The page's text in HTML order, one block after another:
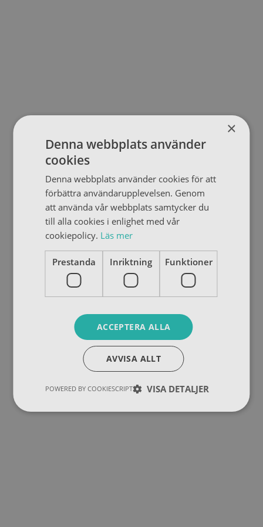
×
Denna webbplats använder
cookies
Denna webbplats använder cookies för att
förbättra användarupplevelsen. Genom
att använda vår webbplats samtycker du
till alla cookies i enlighet med vår
cookiepolicy. Läs mer
Prestanda Inriktning Funktioner
ACCEPTERA ALLA
AVVISA ALLT
VISA DETALJER
POWERED BY COOKIESCRIPT